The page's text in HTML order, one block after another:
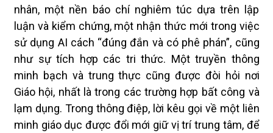
nhân, một nền báo chí nghiêm túc dựa trên lập
luận và kiểm chứng, một nhận thức mới trong việc
sử dụng AI cách “đúng đắn và có phê phán”, cũng
như sự tích hợp các tri thức. Một truyền thông
minh bạch và trung thực cũng được đòi hỏi nơi
Giáo hội, nhất là trong các trường hợp bất công và
lạm dụng. Trong thông điệp, lời kêu gọi về một liên
minh giáo dục được đổi mới giữ vị trí trung tâm, để